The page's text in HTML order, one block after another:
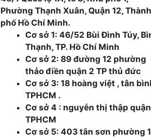
Phường Thạnh Xuân, Quận 12, Thành
phố Hồ Chí Minh.
Cơ sở 1: 46/52 Bùi Đình Túy,
Thạnh, TP. Hồ Chí Minh
Cơ sở 2: 89 đường 12 phường
thảo điền quận 2 TP thủ đức
Cơ sở 3: 18 hoàng việt , tân
TPHCM .
Cơ sở 4 : nguyễn thị thập
TPHCM
Cơ sở 5: 403 tân sơn phường